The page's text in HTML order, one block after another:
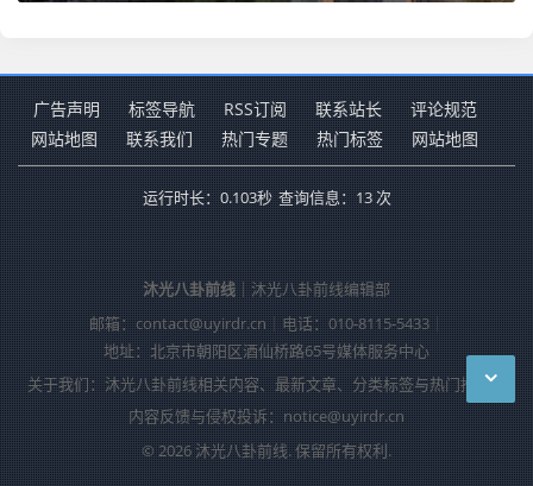
广告声明 标签导航 RSS订阅 联系站长
评论规范
网站地图
联系我们 热门专题 热门标签 网站地图
运行时长：0.103秒 查询信息：13 次
沐光八卦前线｜沐光八卦前线编辑部
邮箱：contact@uyirdr.cn｜电话：010-8115-5433｜
地址：北京市朝阳区酒仙桥路65号媒体服务中心
关于我们：沐光八卦前线相关内容、最新文章、分类标签与热门推荐。
内容反馈与侵权投诉：notice@uyirdr.cn
© 2026 沐光八卦前线. 保留所有权利.